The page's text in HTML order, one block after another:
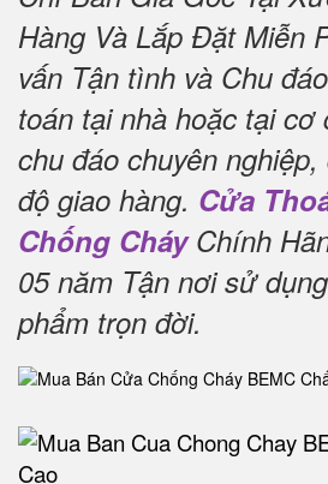
Hàng Và Lắp Đặt Miễn
vấn Tận tình và Chu
toán tại nhà hoặc tại cơ
chu đáo chuyên
độ giao hàng. Cửa
Chống CháyChính
05 năm Tận nơi sử
phẩm trọn đời.